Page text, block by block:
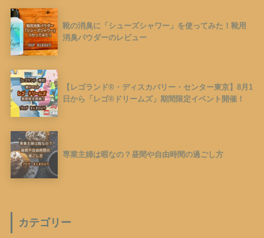
靴の消臭に「シューズシャワー」を使ってみた！靴用
消臭パウダーのレビュー
【レゴランド®︎・ディスカバリー・センター東京】8月1
日から「レゴ®︎ドリームズ」期間限定イベント開催！
専業主婦は暇なの？昼間や自由時間の過ごし方
カテゴリー